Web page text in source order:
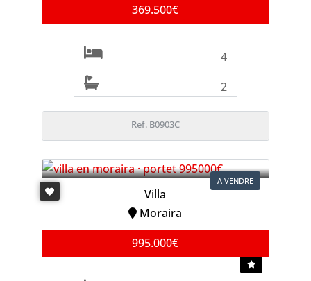
369.500€
4
2
Ref. B0903C
A VENDRE
Villa
Moraira
995.000€